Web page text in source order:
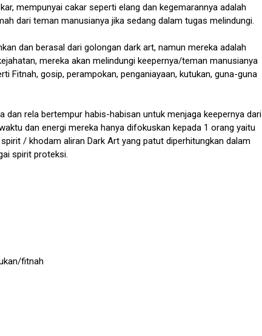
mempunyai cakar seperti elang dan kegemarannya adalah
dari teman manusianya jika sedang dalam tugas melindungi.
dan berasal dari golongan dark art, namun mereka adalah
mereka akan melindungi keepernya/teman manusianya
Fitnah, gosip, perampokan, penganiayaan, kutukan, guna-guna
dan rela bertempur habis-habisan untuk menjaga keepernya dari
dan energi mereka hanya difokuskan kepada 1 orang yaitu
/ khodam aliran Dark Art yang patut diperhitungkan dalam
spirit proteksi.
fitnah